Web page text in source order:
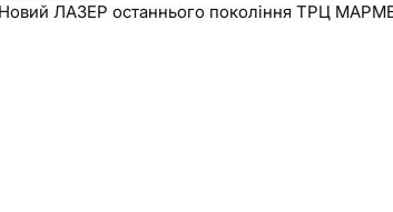
ЛАЗЕР останнього покоління ТРЦ